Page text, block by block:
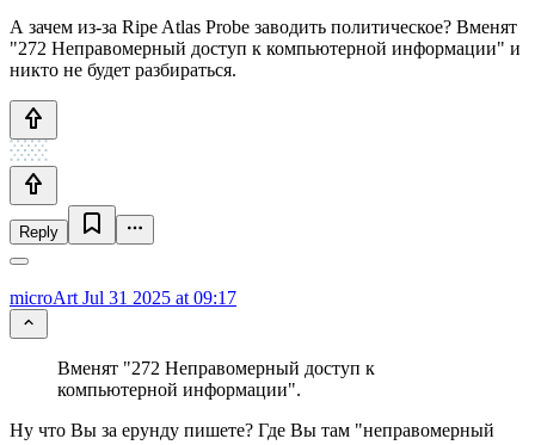
А зачем из-за Ripe Atlas Probe заводить политическое? Вменят
"272 Неправомерный доступ к компьютерной информации" и
никто не будет разбираться.
Reply
microArt Jul 31 2025 at 09:17
Вменят "272 Неправомерный доступ к
компьютерной информации".
Ну что Вы за ерунду пишете? Где Вы там "неправомерный